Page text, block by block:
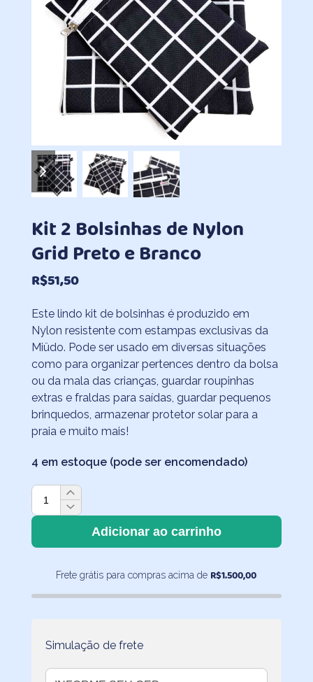
previous
slide
next
slide
Kit 2 Bolsinhas de Nylon
Grid Preto e Branco
R$51,50
Este lindo kit de bolsinhas é produzido em
Nylon resistente com estampas exclusivas da
Miüdo. Pode ser usado em diversas situações
como para organizar pertences dentro da bolsa
ou da mala das crianças, guardar roupinhas
extras e fraldas para saídas, guardar pequenos
brinquedos, armazenar protetor solar para a
praia e muito mais!
4 em estoque (pode ser encomendado)
Kit
2
de
Preto
quantidade
Adicionar ao carrinho
Frete grátis para compras acima de R$1.500,00
Simulação de frete